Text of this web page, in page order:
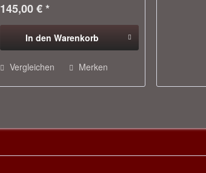
auf das Grundstück oder vom Haus
- als...
145,00 € *
In den Warenkorb
Vergleichen Merken